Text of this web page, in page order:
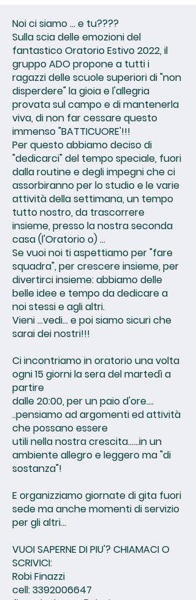
Noi ci siamo ... e tu????
Sulla scia delle emozioni del
fantastico Oratorio Estivo 2022, il
gruppo ADO propone a tutti i
ragazzi delle scuole superiori di "non
disperdere" la gioia e l'allegria
provata sul campo e di mantenerla
viva, di non far cessare questo
immenso "BATTICUORE'!!!
Per questo abbiamo deciso di
"dedicarci" del tempo speciale, fuori
dalla routine e degli impegni che ci
assorbiranno per lo studio e le varie
attività della settimana, un tempo
tutto nostro, da trascorrere
insieme, presso la nostra seconda
casa (l'Oratorio o) ...
Se vuoi noi ti aspettiamo per "fare
squadra", per crescere insieme, per
divertirci insieme: abbiamo delle
belle idee e tempo da dedicare a
noi stessi e agli altri.
Vieni ...vedi... e poi siamo sicuri che
sarai dei nostri!!!
Ci incontriamo in oratorio una volta
ogni 15 giorni la sera del martedì a
partire
dalle 20:00, per un paio d'ore....
..pensiamo ad argomenti ed attività
che possano essere
utili nella nostra crescita......in un
ambiente allegro e leggero ma "di
sostanza"!
E organizziamo giornate di gita fuori
sede ma anche momenti di servizio
per gli altri...
VUOI SAPERNE DI PIU'? CHIAMACI O
SCRIVICI:
Robi Finazzi
cell:3392006647